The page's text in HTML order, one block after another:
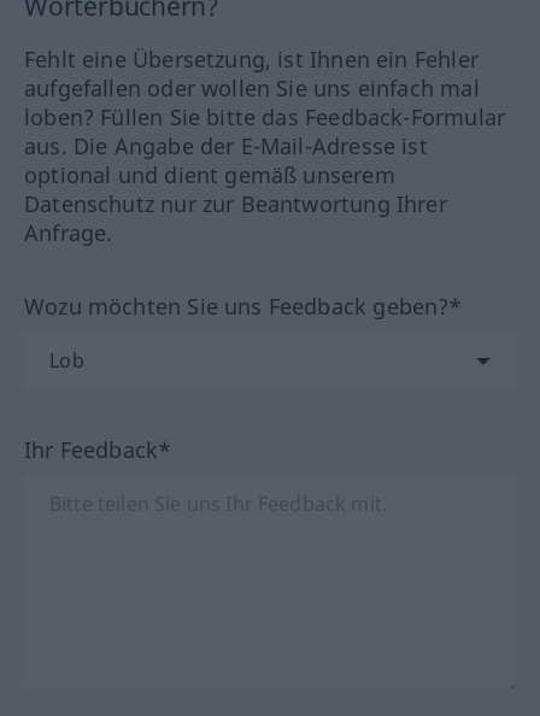
Fehlt eine Übersetzung, ist Ihnen ein Fehler
aufgefallen oder wollen Sie uns einfach mal
loben? Füllen Sie bitte das Feedback-Formular
aus. Die Angabe der E-Mail-Adresse ist
optional und dient gemäß unserem
Datenschutz nur zur Beantwortung Ihrer
Anfrage.
Wozu möchten Sie uns Feedback geben?*
Ihr Feedback*